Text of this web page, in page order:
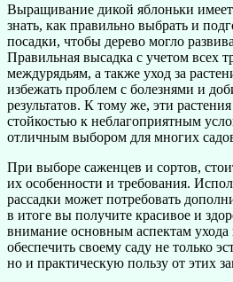
Выращивание дикой яблоньки
знать, как правильно выбрать и
посадки, чтобы дерево могло
Правильная высадка с учетом всех
междурядьям, а также уход за
избежать проблем с болезнями и
результатов. К тому же, эти
стойкостью к неблагоприятным
отличным выбором для многих
При выборе саженцев и сортов,
их особенности и требования.
рассадки может потребовать
в итоге вы получите красивое и
внимание основным аспектам
обеспечить своему саду не только
но и практическую пользу от этих